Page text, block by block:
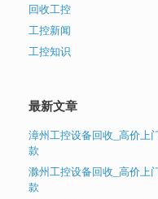
回收工控
工控新闻
工控知识
最新文章
漳州工控设备回收_高价上
款
滁州工控设备回收_高价上
款